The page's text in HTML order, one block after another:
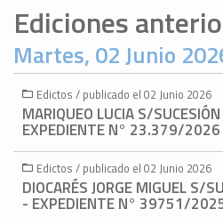
Ediciones
Martes, 02 Junio
Edictos / publicado el 02 Junio 2026
MARIQUEO LUCIA S/
EXPEDIENTE N° 23.379/
Edictos / publicado el 02 Junio 2026
DIOCARÉS JORGE MIGUEL S/
- EXPEDIENTE N° 39751/